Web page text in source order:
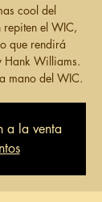
cool del
el WIC,
que rendirá
Hank Williams.
mano del WIC.
a la venta